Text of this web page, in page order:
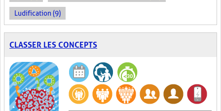
Ludification (9)
CLASSER LES CONCEPTS